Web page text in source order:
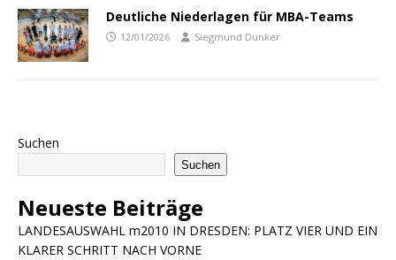
Deutliche Niederlagen für MBA-Teams
12/01/2026 Siegmund Dunker
Suchen
Suchen
Neueste Beiträge
LANDESAUSWAHL m2010 IN DRESDEN: PLATZ VIER UND EIN
KLARER SCHRITT NACH VORNE